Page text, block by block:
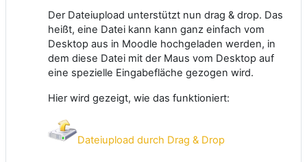
Der Dateiupload unterstützt nun drag & drop. Das
heißt, eine Datei kann kann ganz einfach vom
Desktop aus in Moodle hochgeladen werden, in
dem diese Datei mit der Maus vom Desktop auf
eine spezielle Eingabefläche gezogen wird.
Hier wird gezeigt, wie das funktioniert:
Dateiupload durch Drag & Drop